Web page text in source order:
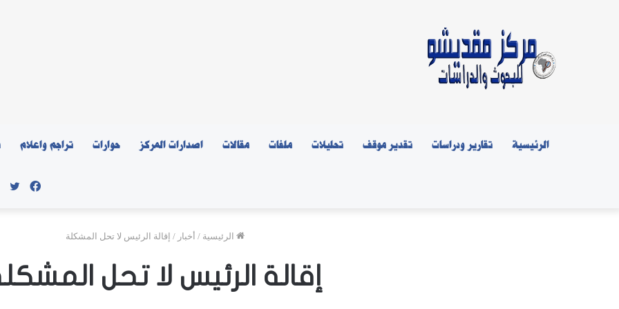
الرئيسية تقارير ودراسات تقدير موقف تحليلات ملفات مقالات اصدارات المركز حوارات تراجم واعلام
الرئيسية / أخبار / إقالة الرئيس لا تحل المشكلة
إقالة الرئيس لا تحل